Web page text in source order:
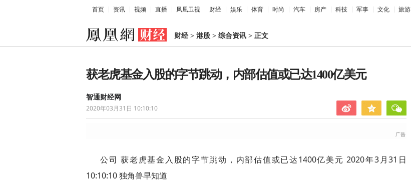
首页 资讯 视频 直播 凤凰卫视 财经 娱乐 体育 时尚 汽车 房产 科技 军事 文化 旅游
财经> 港股 > 综合资讯 > 正文
获老虎基金入股的字节跳动，内部估值或已达1400亿美元
智通财经网
2020年03月31日 10:10:10
公司 获老虎基金入股的字节跳动，内部估值或已达1400亿美元 2020年3月31日
10:10:10 独角兽早知道